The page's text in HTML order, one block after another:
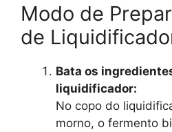
Modo de
de
Bata os
liquidificador:
No copo do
morno, o fermento